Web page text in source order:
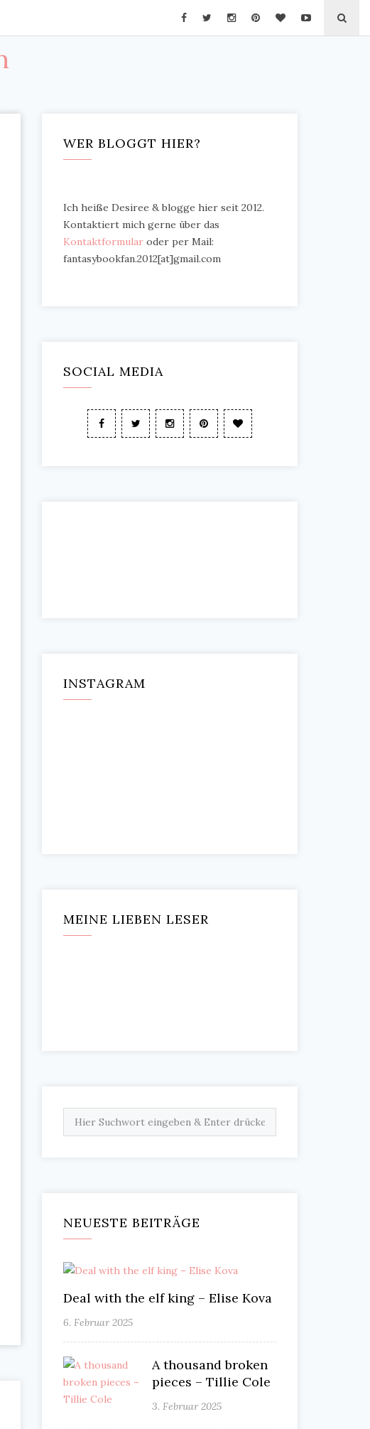
WER BLOGGT HIER?
Ich heiße Desiree & blogge hier seit 2012.
Kontaktiert mich gerne über das
Kontaktformular oder per Mail:
fantasybookfan.2012[at]gmail.com
SOCIAL MEDIA
INSTAGRAM
MEINE LIEBEN LESER
NEUESTE BEITRÄGE
Deal with the elf king – Elise Kova
6. Februar 2025
A thousand broken
pieces – Tillie Cole
3. Februar 2025